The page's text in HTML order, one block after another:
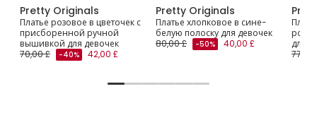
Pretty Originals
Платье розовое в цветочек с
присборенной ручной
вышивкой для девочек
70,00 £
-40% 42,00 £
Pretty Originals
Платье хлопковое в сине-
белую полоску для девочек
80,00 £
-50% 40,00 £
для
77,00